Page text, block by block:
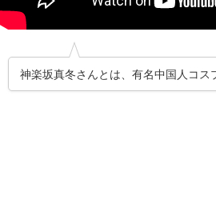
神楽坂真冬さんとは、有名中国人コス